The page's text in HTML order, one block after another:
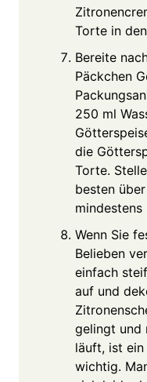
Torte in
Bereite
Päckchen
250 ml
die
Torte.
besten
Wenn Sie
Belieben
einfach
auf und
gelingt und
läuft, ist
wichtig.